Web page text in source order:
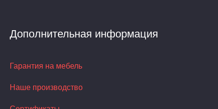
Дополнительная информация
Гарантия на мебель
Наше производство